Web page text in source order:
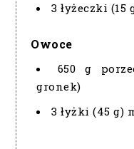
3 łyżeczki
Owoce
650 g
gronek)
3 łyżki (45 g)